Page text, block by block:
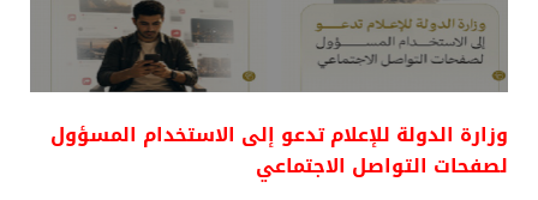
وزارة الدولة للإعلام تدعو إلى الاستخدام المسؤول
لصفحات التواصل الاجتماعي